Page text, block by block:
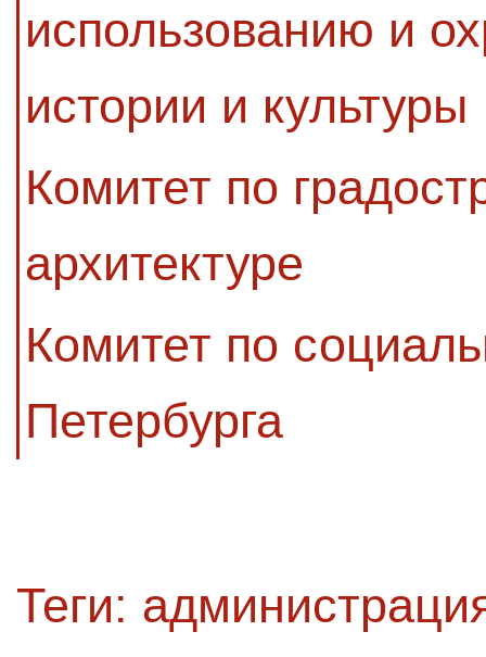
использованию и
истории и культуры
Комитет по
архитектуре
Комитет по
Петербурга
Теги: